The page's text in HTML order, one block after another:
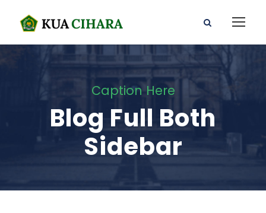
Caption Here
Blog Full Both
Sidebar